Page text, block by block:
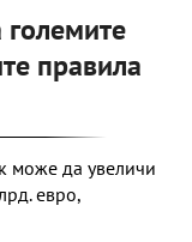
правила
може да увеличи
евро,